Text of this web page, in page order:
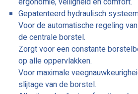
Gepatenteerd hydraulisch
Voor de automatische regeling
de centrale borstel.
Zorgt voor een constante
op alle oppervlakken.
Voor maximale
slijtage van de borstel.